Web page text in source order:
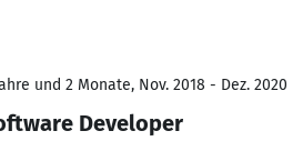
und 2 Monate, Nov. 2018 - Dez. 2020
Developer